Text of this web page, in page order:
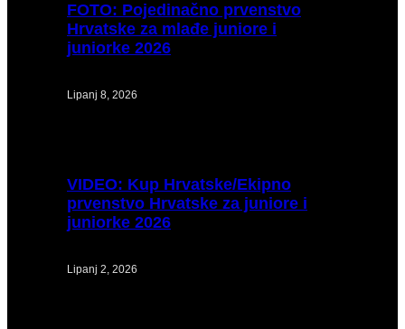
FOTO: Pojedinačno prvenstvo
Hrvatske za mlađe juniore i
juniorke 2026
Lipanj 8, 2026
VIDEO: Kup Hrvatske/Ekipno
prvenstvo Hrvatske za juniore i
juniorke 2026
Lipanj 2, 2026